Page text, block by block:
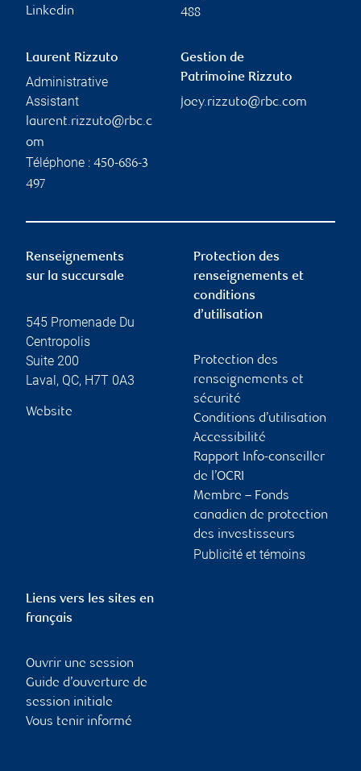
Linkedin
488
Laurent Rizzuto
Administrative
Assistant
laurent.rizzuto@rbc.c
om
Téléphone : 450-686-3
497
Gestion de
Patrimoine Rizzuto
joey.rizzuto@rbc.com
Renseignements
sur la succursale
545 Promenade Du
Centropolis
Suite 200
Laval, QC, H7T 0A3
Website
Protection des
renseignements et
conditions
d’utilisation
Protection des
renseignements et
sécurité
Conditions d’utilisation
Accessibilité
Rapport Info-conseiller
de l’OCRI
Membre – Fonds
canadien de protection
des investisseurs
Publicité et témoins
Liens vers les sites en
français
Ouvrir une session
Guide d’ouverture de
session initiale
Vous tenir informé